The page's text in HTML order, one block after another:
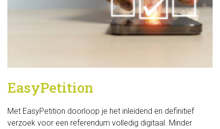
EasyPetition
Met EasyPetition doorloop je het inleidend en definitief
verzoek voor een referendum volledig digitaal. Minder